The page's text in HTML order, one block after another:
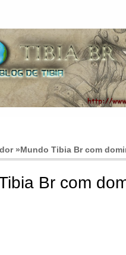
»Mundo Tibia Br com
Br com